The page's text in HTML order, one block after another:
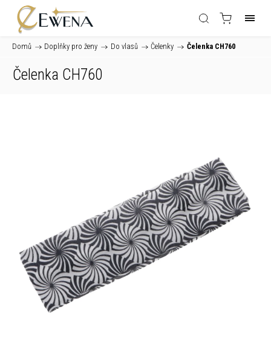
Domů / Doplňky pro ženy / Do vlasů / Čelenky / Čelenka CH760
Čelenka CH760